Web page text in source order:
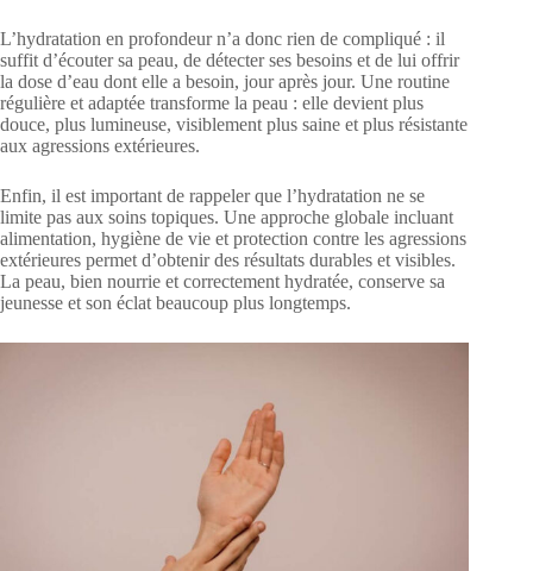
L’hydratation en profondeur n’a donc rien de compliqué : il
suffit d’écouter sa peau, de détecter ses besoins et de lui offrir
la dose d’eau dont elle a besoin, jour après jour. Une routine
régulière et adaptée transforme la peau : elle devient plus
douce, plus lumineuse, visiblement plus saine et plus résistante
aux agressions extérieures.
Enfin, il est important de rappeler que l’hydratation ne se
limite pas aux soins topiques. Une approche globale incluant
alimentation, hygiène de vie et protection contre les agressions
extérieures permet d’obtenir des résultats durables et visibles.
La peau, bien nourrie et correctement hydratée, conserve sa
jeunesse et son éclat beaucoup plus longtemps.